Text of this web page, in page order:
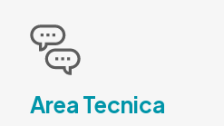
Area Tecnica